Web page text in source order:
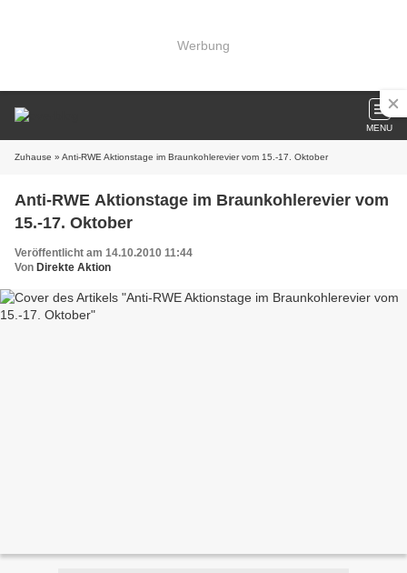
Werbung
MENU
Zuhause » Anti-RWE Aktionstage im Braunkohlerevier vom 15.-17. Oktober
Anti-RWE Aktionstage im Braunkohlerevier vom
15.-17. Oktober
Veröffentlicht am 14.10.2010 11:44
Von Direkte Aktion